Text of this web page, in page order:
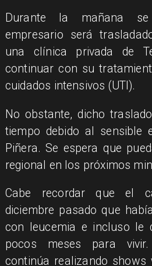
Durante la mañana
empresario será
una clínica privada de
continuar con su
cuidados intensivos (UTI).
No obstante, dicho
tiempo debido al sensible
Piñera. Se espera que
regional en los próximos
Cabe recordar que el
diciembre pasado que
con leucemia e incluso le
pocos meses para
continúa realizando